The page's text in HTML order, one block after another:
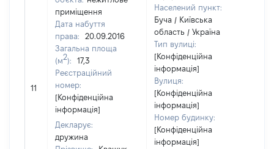
11
приміщення
Дата набуття
права:
20.09.2016
Загальна площа
(м2):
17,3
Реєстраційний
номер:
[Конфіденційна
інформація]
Декларує:
дружина
Населений пункт:
Буча / Київська
область / Україна
Тип вулиці:
[Конфіденційна
інформація]
Вулиця:
[Конфіденційна
інформація]
Номер будинку:
[Конфіденційна
інформація]